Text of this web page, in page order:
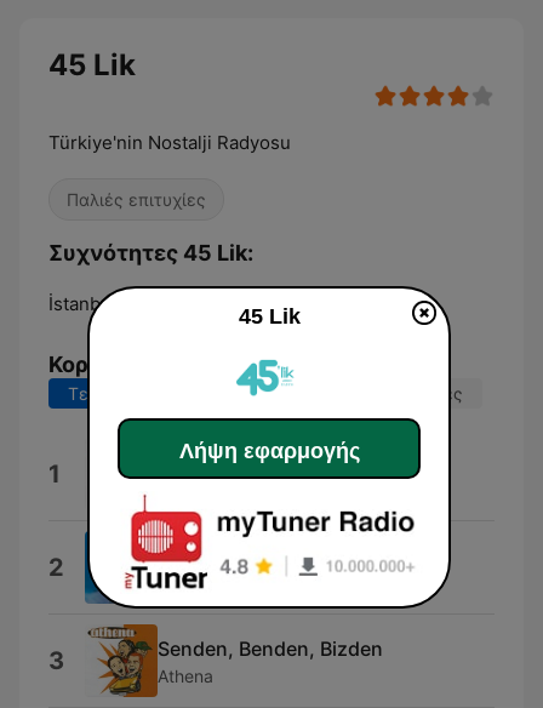
45 Lik
Türkiye'nin Nostalji Radyosu
Παλιές επιτυχίες
Συχνότητες 45 Lik:
İstanbul:
Κορυφαία τραγούδια
Τελευταίες 7 ημέρες Τελευταίες 30 ημέρες
1 Aşk Eski Bir Yalan
2 Anlıyorsun Değil Mi
Barış Manço
3 Senden, Benden, Bizden
Athena
45 Lik
Λήψη εφαρμογής